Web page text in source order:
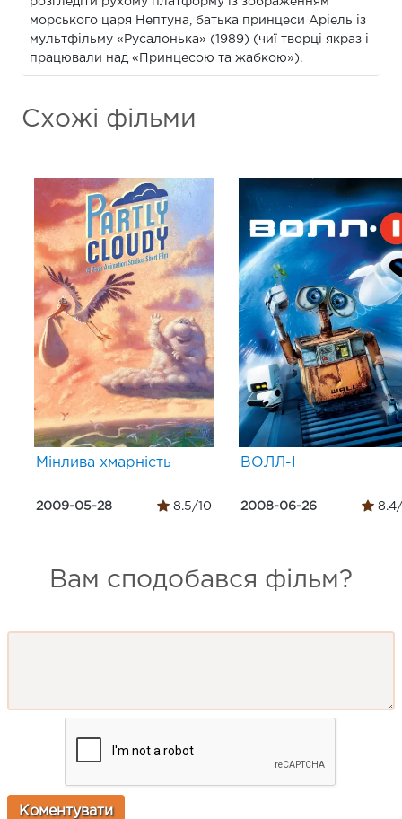
морського царя Нептуна, батька принцеси Аріель із
мультфільму «Русалонька» (1989) (чиї творці якраз і
працювали над «Принцесою та жабкою»).
Схожі фільми
Мінлива хмарність
2009-05-28 8.5/10
ВОЛЛ-І
2008-06-26 8.4/
Вам сподобався фільм?